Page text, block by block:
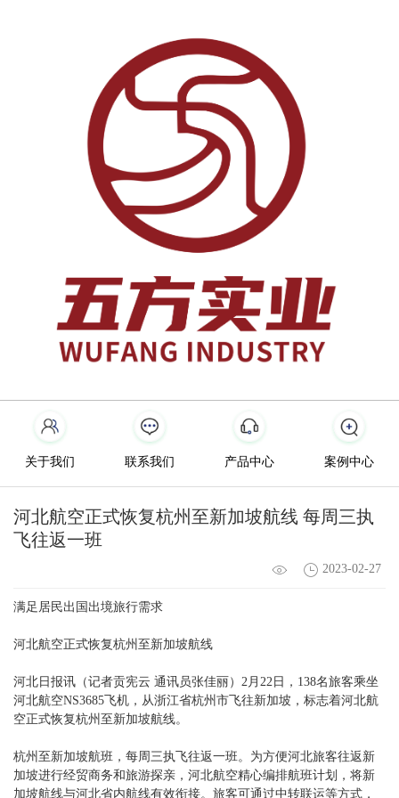
关于我们 联系我们 产品中心 案例中心
河北航空正式恢复杭州至新加坡航线 每周三执
飞往返一班
2023-02-27
满足居民出国出境旅行需求
河北航空正式恢复杭州至新加坡航线
河北日报讯（记者贡宪云 通讯员张佳丽）2月22日，138名旅客乘坐
河北航空NS3685飞机，从浙江省杭州市飞往新加坡，标志着河北航
空正式恢复杭州至新加坡航线。
杭州至新加坡航班，每周三执飞往返一班。为方便河北旅客往返新
加坡进行经贸商务和旅游探亲，河北航空精心编排航班计划，将新
加坡航线与河北省内航线有效衔接。旅客可通过中转联运等方式，